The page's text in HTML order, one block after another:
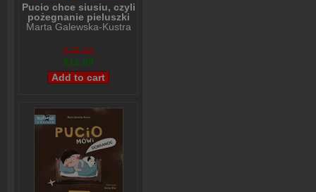
Pucio chce siusiu, czyli
pożegnanie pieluszki
Marta Galewska-Kustra
$15,99
$12,99